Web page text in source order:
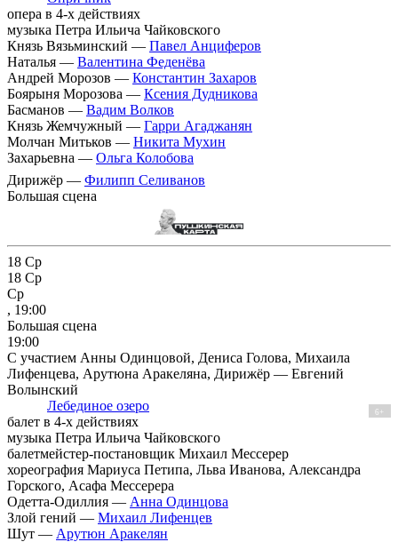
опера в 4-х действиях
музыка Петра Ильича Чайковского
Князь Вязьминский — Павел Анциферов
Наталья — Валентина Феденёва
Андрей Морозов — Константин Захаров
Боярыня Морозова — Ксения Дудникова
Басманов — Вадим Волков
Князь Жемчужный — Гарри Агаджанян
Молчан Митьков — Никита Мухин
Захарьевна — Ольга Колобова
Дирижёр — Филипп Селиванов
Большая сцена
18 Ср
18 Ср
Ср
, 19:00
Большая сцена
19:00
С участием Анны Одинцовой, Дениса Голова, Михаила
Лифенцева, Арутюна Аракеляна, Дирижёр — Евгений
Волынский
Лебединое озеро
6+
балет в 4-х действиях
музыка Петра Ильича Чайковского
балетмейстер-постановщик Михаил Мессерер
хореография Мариуса Петипа, Льва Иванова, Александра
Горского, Асафа Мессерера
Одетта-Одиллия — Анна Одинцова
Злой гений — Михаил Лифенцев
Шут — Арутюн Аракелян